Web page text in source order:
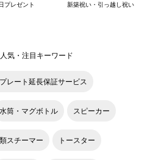
プレゼント 新築祝い・引っ越し祝い
気・注目キーワード
レート延長保証サービス
水筒・マグボトル スピーカー
スチーマー トースター